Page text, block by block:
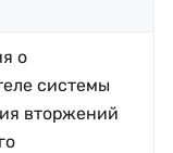
о
системы
вторжений